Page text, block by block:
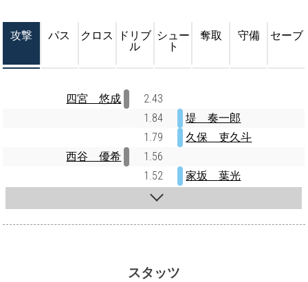
攻撃 パス クロス
ドリブ
ル
シュー
ト
奪取 守備 セーブ
四宮 悠成
2.43
1.84
堤 奏一郎
1.79
久保 吏久斗
西谷 優希
1.56
1.52
家坂 葉光
スタッツ